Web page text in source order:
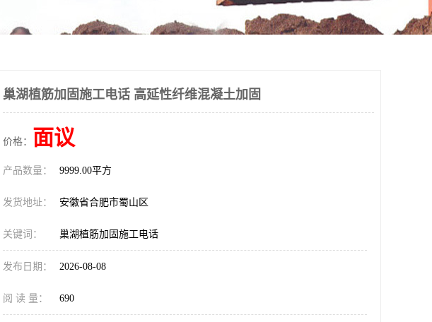
巢湖植筋加固施工电话 高延性纤维混凝土加固
价格： 面议
产品数量： 9999.00平方
发货地址： 安徽省合肥市蜀山区
关键词： 巢湖植筋加固施工电话
发布日期： 2026-08-08
阅 读 量： 690